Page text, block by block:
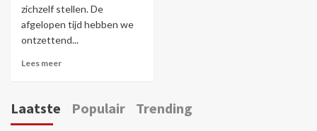
zichzelf stellen. De
afgelopen tijd hebben we
ontzettend...
Lees meer
Laatste Populair Trending